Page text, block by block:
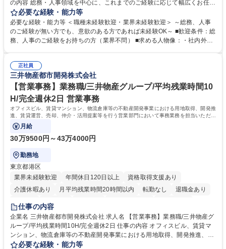
の内容 総務・人事領域を中心に、これまでのご経験に応じて幅広くお任せ
します。 ＜具体的には＞ ・総務/人事労務（給与・社保・勤怠管理など）
・採用・教育研修 ・福利厚生運用 など ※基本的には事務所勤務ですが、
採用や教育等の業務内容により、関西圏以外への日帰り・宿泊を伴う国内
出張もございます。 ※担当業務を持ちつつ、お互いに助け合いながら、総
必要な経験・能力等
必要な経験・能力等 ＜職種未経験歓迎・業界未経験歓迎＞ ～総務、人事
のご経験が無い方でも、意欲のある方であれば未経験OK～ ■歓迎条件：総
務、人事のご経験をお持ちの方（業界不問） ■求める人物像：・社内外の
正社員
三井物産都市開発株式会社
【営業事務】業務職/三井物産グループ/平均残業時間10
H/完全週休2日 営業事務
オフィスビル、賃貸マンション、物流倉庫等の不動産開発事業における用地取得、開発推
進、賃貸運営、売却、仲介・活用提案等を行う営業部門において事務業務を担当いただき
ます。
月給
30万9500円～43万4000円
勤務地
東京都港区
業界未経験歓迎
年間休日120日以上
資格取得支援あり
介護休暇あり
月平均残業時間20時間以内 転勤なし
退職金あり
在宅OK
賞与あり
駅近5分以内
土日祝休み 寮・社宅あり
仕事の内容
企業名 三井物産都市開発株式会社 求人名 【営業事務】業務職/三井物産グ
ループ/平均残業時間10H/完全週休2日 仕事の内容 オフィスビル、賃貸マ
ンション、物流倉庫等の不動産開発事業における用地取得、開発推進、賃
貸運営、売却、仲介・活用提案等を行う営業部門において事務業務を担当
必要な経験・能力等